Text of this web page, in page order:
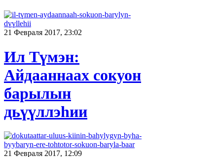
21 Февраля 2017, 23:02
Ил Түмэн:
Айдааннаах сокуон
барылын
дьүүллэһии
21 Февраля 2017, 12:09